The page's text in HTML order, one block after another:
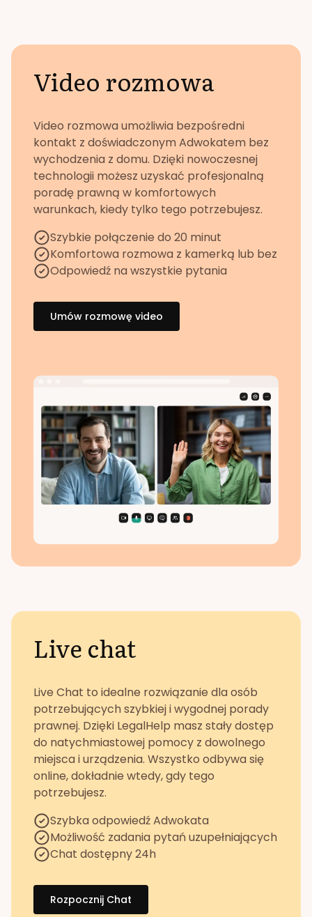
Video rozmowa
Video rozmowa umożliwia bezpośredni
kontakt z doświadczonym Adwokatem bez
wychodzenia z domu. Dzięki nowoczesnej
technologii możesz uzyskać profesjonalną
poradę prawną w komfortowych
warunkach, kiedy tylko tego potrzebujesz.
Szybkie połączenie do 20 minut
Komfortowa rozmowa z kamerką lub bez
Odpowiedź na wszystkie pytania
Umów rozmowę video
Live chat
Live Chat to idealne rozwiązanie dla osób
potrzebujących szybkiej i wygodnej porady
prawnej. Dzięki LegalHelp masz stały dostęp
do natychmiastowej pomocy z dowolnego
miejsca i urządzenia. Wszystko odbywa się
online, dokładnie wtedy, gdy tego
potrzebujesz.
Szybka odpowiedź Adwokata
Możliwość zadania pytań uzupełniających
Chat dostępny 24h
Rozpocznij Chat